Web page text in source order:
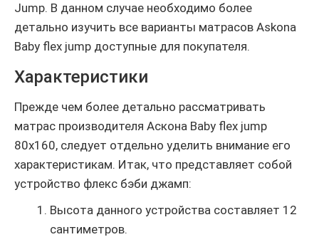
Jump. В данном случае необходимо более
детально изучить все варианты матрасов Askona
Baby flex jump доступные для покупателя.
Характеристики
Прежде чем более детально рассматривать
матрас производителя Аскона Baby flex jump
80х160, следует отдельно уделить внимание его
характеристикам. Итак, что представляет собой
устройство флекс бэби джамп:
Высота данного устройства составляет 12
сантиметров.